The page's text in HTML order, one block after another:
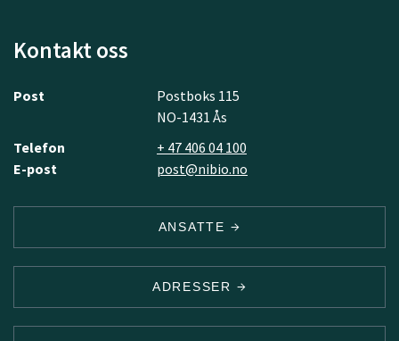
Kontakt oss
Post
Postboks 115
NO-1431 Ås
Telefon
+ 47 406 04 100
E-post
post@nibio.no
ANSATTE
ADRESSER